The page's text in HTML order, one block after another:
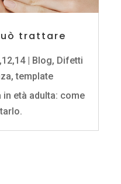
trattare
| Blog, Difetti
,template
età adulta: come